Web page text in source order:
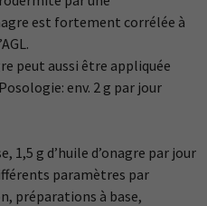
est fortement corrélée à
peut aussi être appliquée
env. 2 g par jour
1,5 g d’huile d’onagre par jour
paramètres par
préparations à base,